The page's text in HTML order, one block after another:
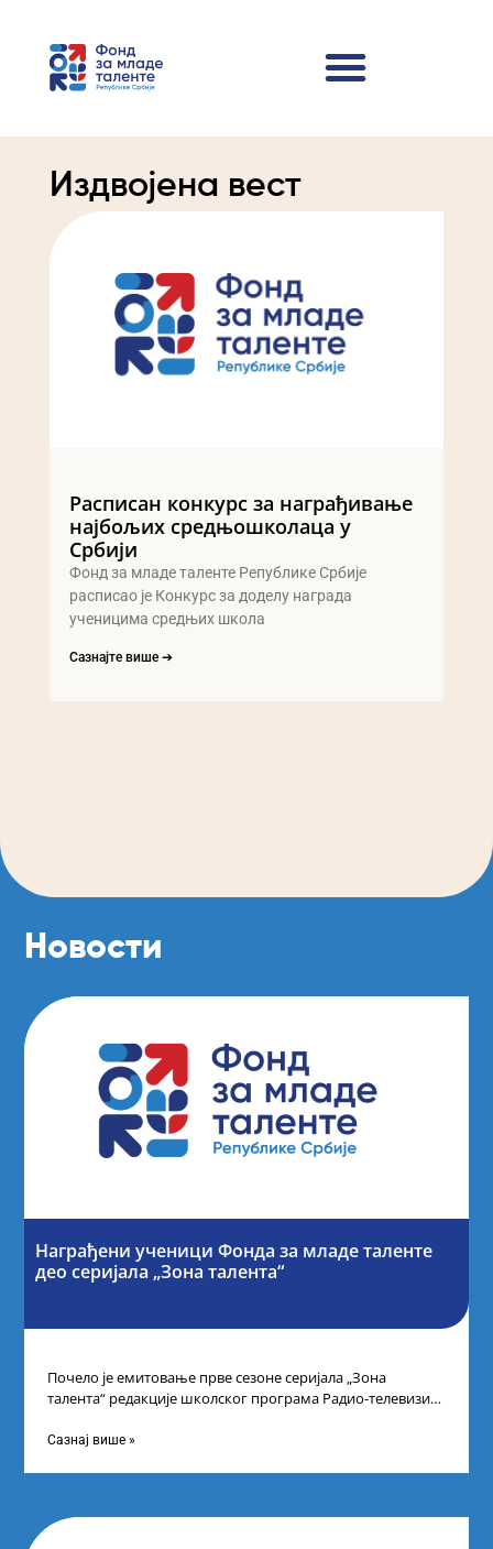
Издвојена вест
Расписан конкурс за награђивање
најбољих средњошколаца у
Србији
Фонд за младе таленте Републике Србије
расписао је Конкурс за доделу награда
ученицима средњих школа
Сазнајте више ➔
Новости
Награђени ученици Фонда за младе таленте
део серијала „Зона талента“
Почело је емитовање прве сезоне серијала „Зона
талента“ редакције школског програма Радио-телевизије
Сазнај више »